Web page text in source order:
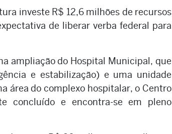
investe R$ 12,6 milhões de recursos
de liberar verba federal para
ampliação do Hospital Municipal, que
e estabilização) e uma unidade
área do complexo hospitalar, o Centro
concluído e encontra-se em pleno